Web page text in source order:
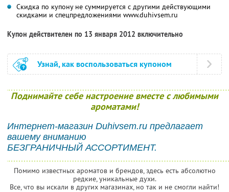
Скидка по купону не суммируется с другими действующими
скидками и спецпредложениями www.duhivsem.ru
Купон действителен по 13 января 2012 включительно
Узнай, как воспользоваться купоном
Поднимайте себе настроение вместе с любимыми
ароматами!
Интернет-магазин Duhivsem.ru предлагает
вашему вниманию
БЕЗГРАНИЧНЫЙ АССОРТИМЕНТ.
Помимо известных ароматов и брендов, здесь есть абсолютно
редкие, уникальные духи.
Все, что вы искали в других магазинах, но так и не смогли найти!